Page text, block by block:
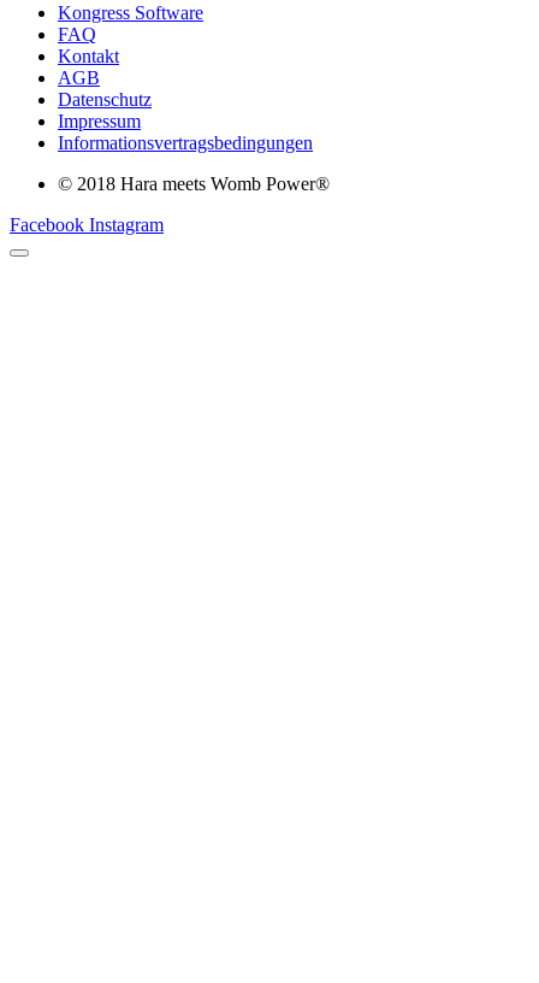
Kongress Software
FAQ
Kontakt
AGB
Datenschutz
Impressum
Informationsvertragsbedingungen
© 2018 Hara meets Womb Power®
Facebook Instagram